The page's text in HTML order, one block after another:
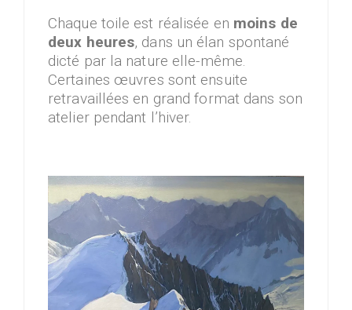
Chaque toile est réalisée en moins de
deux heures, dans un élan spontané
dicté par la nature elle-même.
Certaines œuvres sont ensuite
retravaillées en grand format dans son
atelier pendant l’hiver.